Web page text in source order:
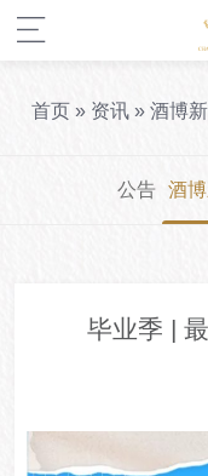
首页 » 资讯 » 酒博
公告 酒
毕业季 |